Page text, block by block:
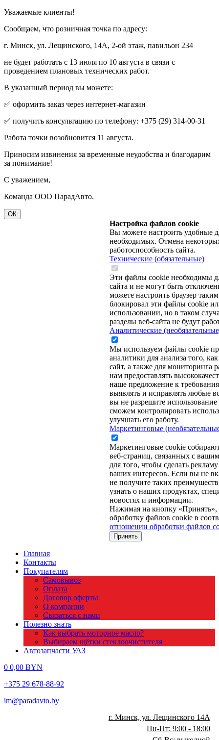
Уважаемые клиенты!
Сообщаем, что розничная точка по адресу:
г. Минск, ул. Лещинского, 14А, 2-ой этаж, павильон 234
не будет работать с 13 июля по 10 августа в связи с
проведением плановых технических работ.
В указанный период вы можете:
✅ оформить заказ через интернет-магазин
✅ получить консультацию по телефону: +375 (29) 314-00-31
Работа точки возобновится 11 августа.
Приносим извинения за временные неудобства и благодарим
за понимание!
С уважением,
Команда ООО ПарадАвто.
ОК
Настройка файлов cookie
Вы можете настроить удобные
необходимых. Отмена
работоспособность сайта.
Технические (обязательные)
Эти файлы cookie необходимы
сайта и не могут быть
можете настроить браузер
блокировал эти файлы cookie
использовании, но в таком
разделы веб-сайта не будут
Аналитические
Мы используем файлы cookie
аналитики для анализа того,
сайт, а также для мониторинга
нам предоставлять
наше предложение к
выявлять и исправлять любые
вы не разрешите
сможем контролировать
улучшать его работу.
Маркетинговые
Маркетинговые cookie
веб-страниц, связанных с
для того, чтобы сделать
ваших интересов. Если вы не
не получите таких
узнать о наших продуктах,
новостях и информации.
Нажимая на кнопку «Принять»,
обработку файлов cookie в
отношении обработки файлов
Принять
Главная
Контакты
Покупателям
Самовывоз
Оплата
Договор оферты
О компании
Связаться с нами
Полезно знать
Как выбрать моторное масло?
Выбираем щётки стеклоочистителя
Автозапчасти УАЗ
0 0,00 BYN
+375 29 678-88-92
im@paradavto.by
г. Минск, ул. Лещинского 14А
Пн-Пт: 9:00 - 18:00